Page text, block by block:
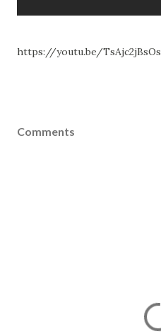
https://youtu.be/TsAjc2jBsOs
Comments